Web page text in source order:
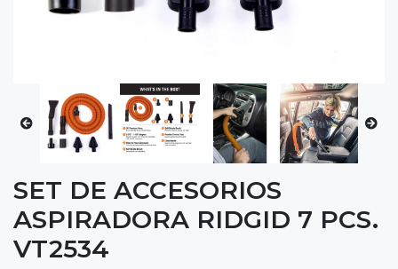
SET DE ACCESORIOS
ASPIRADORA RIDGID 7 PCS.
VT2534